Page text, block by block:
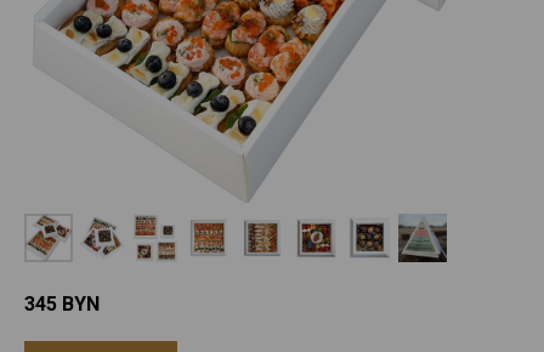
345 BYN